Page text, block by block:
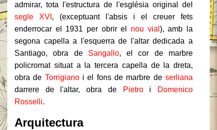
admirar, tota l'estructura de l'església original del
segle XVI , (exceptuant l'absis i el creuer fets
enderrocar el 1931 per obrir el nou vial ), amb la
segona capella a l'esquerra de l'altar dedicada a
Santiago, obra de Sangallo, el cor de marbre
policromat situat a la tercera capella de la dreta,
obra de Torrigianoi el fons de marbre deserliana
darrere de l'altar, obra de
Pietroi
Domenico
Rosselli.
Arquitectura